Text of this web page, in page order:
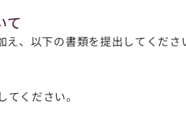
て
、以下の書類を提出してくださ
ください。